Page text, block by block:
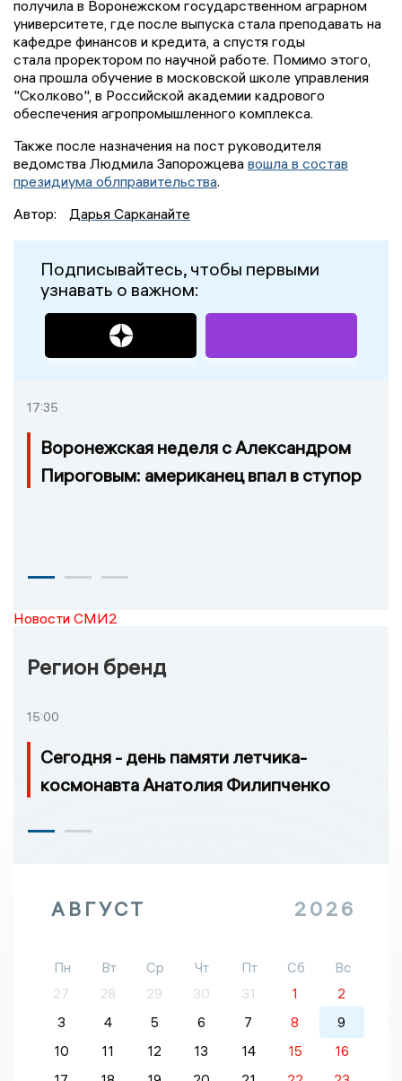
получила в Воронежском государственном аграрном
университете, где после выпуска стала преподавать на
кафедре финансов и кредита, а спустя годы
стала проректором по научной работе. Помимо этого,
она прошла обучение в московской школе управления
"Сколково", в Российской академии кадрового
обеспечения агропромышленного комплекса.
Также после назначения на пост руководителя
ведомства Людмила Запорожцева вошла в состав
президиума облправительства.
Автор:
Дарья Сарканайте
Подписывайтесь, чтобы первыми
узнавать о важном:
17:35
Воронежская неделя с Александром
Пироговым: американец впал в ступор
Новости СМИ2
Регион бренд
15:00
Сегодня - день памяти летчика-
космонавта Анатолия Филипченко
АВГУСТ 2026
Пн Вт Ср Чт Пт Сб
Вс
27
28 29 30 31 1
2
3
4 5 6 7 8
9
10
11 12 13 14 15
16